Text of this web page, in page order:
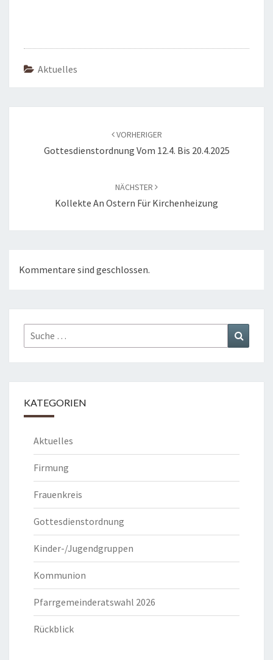
Aktuelles
VORHERIGER
Gottesdienstordnung Vom 12.4. Bis 20.4.2025
NÄCHSTER
Kollekte An Ostern Für Kirchenheizung
Kommentare sind geschlossen.
Suche
nach:
KATEGORIEN
Aktuelles
Firmung
Frauenkreis
Gottesdienstordnung
Kinder-/Jugendgruppen
Kommunion
Pfarrgemeinderatswahl 2026
Rückblick